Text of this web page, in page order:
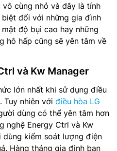
cùng nhỏ và đây là tính
đối với những gia đình
độ bụi cao hay những
hô hấp cũng sẽ yên tâm về
và Kw Manager
lớn nhất khi sử dụng điều
Tuy nhiên với điều hòa LG
dùng có thể yên tâm hơn
nghệ Energy Ctrl và Kw
dùng kiểm soát lượng điện
Hàng tháng gia đình bạn